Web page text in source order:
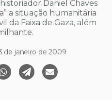
Daniel Chaves
a situação humanitária
da Faixa de Gaza, além
de janeiro de 2009